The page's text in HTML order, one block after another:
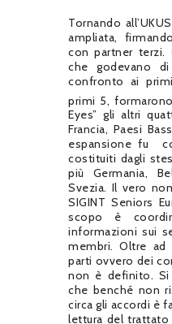
Tornando
ampliata,
con partner terzi.
che godevano
confronto ai
primi 5, formarono
Eyes” gli altri
Francia, Paesi
espansione fu
costituiti dagli
più Germania,
Svezia. Il vero
SIGINT Seniors
scopo è
informazioni sui
membri. Oltre
parti ovvero dei
non è definito. Si
che benché non
circa gli accordi è
lettura del trattato